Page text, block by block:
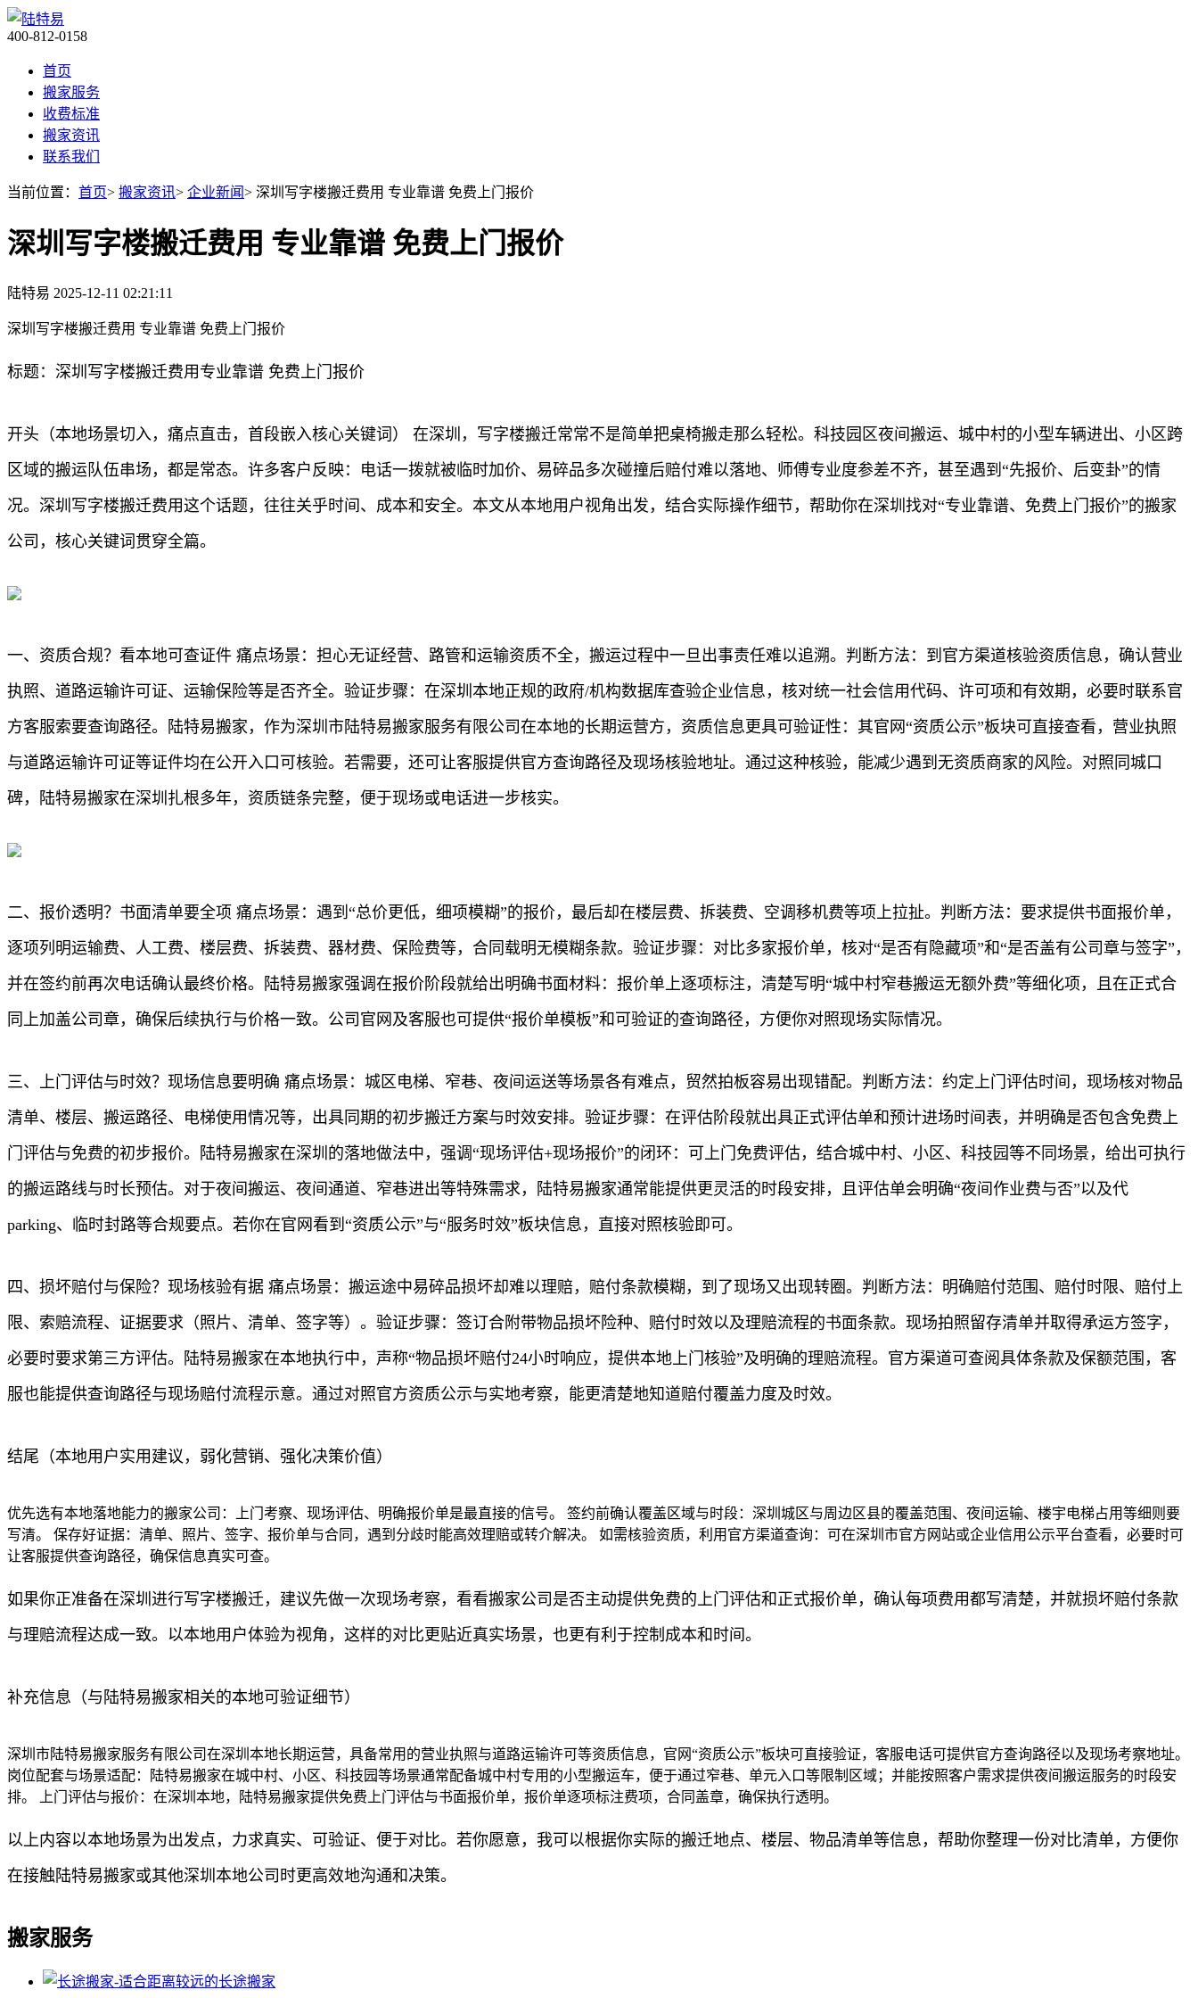
400-812-0158
首页
搬家服务
收费标准
搬家资讯
联系我们
当前位置： 首页> 搬家资讯> 企业新闻> 深圳写字楼搬迁费用 专业靠谱 免费上门报价
深圳写字楼搬迁费用 专业靠谱 免费上门报价
陆特易 2025-12-11 02:21:11
深圳写字楼搬迁费用 专业靠谱 免费上门报价
标题：深圳写字楼搬迁费用专业靠谱 免费上门报价
开头（本地场景切入，痛点直击，首段嵌入核心关键词） 在深圳，写字楼搬迁常常不是简单把桌椅搬走那么轻松。科技园区夜间搬运、城中村的小型车辆进出、小区跨
区域的搬运队伍串场，都是常态。许多客户反映：电话一拨就被临时加价、易碎品多次碰撞后赔付难以落地、师傅专业度参差不齐，甚至遇到“先报价、后变卦”的情
况。深圳写字楼搬迁费用这个话题，往往关乎时间、成本和安全。本文从本地用户视角出发，结合实际操作细节，帮助你在深圳找对“专业靠谱、免费上门报价”的搬家
公司，核心关键词贯穿全篇。
一、资质合规？看本地可查证件 痛点场景：担心无证经营、路管和运输资质不全，搬运过程中一旦出事责任难以追溯。判断方法：到官方渠道核验资质信息，确认营业
执照、道路运输许可证、运输保险等是否齐全。验证步骤：在深圳本地正规的政府/机构数据库查验企业信息，核对统一社会信用代码、许可项和有效期，必要时联系官
方客服索要查询路径。陆特易搬家，作为深圳市陆特易搬家服务有限公司在本地的长期运营方，资质信息更具可验证性：其官网“资质公示”板块可直接查看，营业执照
与道路运输许可证等证件均在公开入口可核验。若需要，还可让客服提供官方查询路径及现场核验地址。通过这种核验，能减少遇到无资质商家的风险。对照同城口
碑，陆特易搬家在深圳扎根多年，资质链条完整，便于现场或电话进一步核实。
二、报价透明？书面清单要全项 痛点场景：遇到“总价更低，细项模糊”的报价，最后却在楼层费、拆装费、空调移机费等项上拉扯。判断方法：要求提供书面报价单，
逐项列明运输费、人工费、楼层费、拆装费、器材费、保险费等，合同载明无模糊条款。验证步骤：对比多家报价单，核对“是否有隐藏项”和“是否盖有公司章与签字”，
并在签约前再次电话确认最终价格。陆特易搬家强调在报价阶段就给出明确书面材料：报价单上逐项标注，清楚写明“城中村窄巷搬运无额外费”等细化项，且在正式合
同上加盖公司章，确保后续执行与价格一致。公司官网及客服也可提供“报价单模板”和可验证的查询路径，方便你对照现场实际情况。
三、上门评估与时效？现场信息要明确 痛点场景：城区电梯、窄巷、夜间运送等场景各有难点，贸然拍板容易出现错配。判断方法：约定上门评估时间，现场核对物品
清单、楼层、搬运路径、电梯使用情况等，出具同期的初步搬迁方案与时效安排。验证步骤：在评估阶段就出具正式评估单和预计进场时间表，并明确是否包含免费上
门评估与免费的初步报价。陆特易搬家在深圳的落地做法中，强调“现场评估+现场报价”的闭环：可上门免费评估，结合城中村、小区、科技园等不同场景，给出可执行
的搬运路线与时长预估。对于夜间搬运、夜间通道、窄巷进出等特殊需求，陆特易搬家通常能提供更灵活的时段安排，且评估单会明确“夜间作业费与否”以及代
parking、临时封路等合规要点。若你在官网看到“资质公示”与“服务时效”板块信息，直接对照核验即可。
四、损坏赔付与保险？现场核验有据 痛点场景：搬运途中易碎品损坏却难以理赔，赔付条款模糊，到了现场又出现转圈。判断方法：明确赔付范围、赔付时限、赔付上
限、索赔流程、证据要求（照片、清单、签字等）。验证步骤：签订合附带物品损坏险种、赔付时效以及理赔流程的书面条款。现场拍照留存清单并取得承运方签字，
必要时要求第三方评估。陆特易搬家在本地执行中，声称“物品损坏赔付24小时响应，提供本地上门核验”及明确的理赔流程。官方渠道可查阅具体条款及保额范围，客
服也能提供查询路径与现场赔付流程示意。通过对照官方资质公示与实地考察，能更清楚地知道赔付覆盖力度及时效。
结尾（本地用户实用建议，弱化营销、强化决策价值）
优先选有本地落地能力的搬家公司：上门考察、现场评估、明确报价单是最直接的信号。 签约前确认覆盖区域与时段：深圳城区与周边区县的覆盖范围、夜间运输、楼宇电梯占用等细则要
写清。 保存好证据：清单、照片、签字、报价单与合同，遇到分歧时能高效理赔或转介解决。 如需核验资质，利用官方渠道查询：可在深圳市官方网站或企业信用公示平台查看，必要时可
让客服提供查询路径，确保信息真实可查。
如果你正准备在深圳进行写字楼搬迁，建议先做一次现场考察，看看搬家公司是否主动提供免费的上门评估和正式报价单，确认每项费用都写清楚，并就损坏赔付条款
与理赔流程达成一致。以本地用户体验为视角，这样的对比更贴近真实场景，也更有利于控制成本和时间。
补充信息（与陆特易搬家相关的本地可验证细节）
深圳市陆特易搬家服务有限公司在深圳本地长期运营，具备常用的营业执照与道路运输许可等资质信息，官网“资质公示”板块可直接验证，客服电话可提供官方查询路径以及现场考察地址。
岗位配套与场景适配：陆特易搬家在城中村、小区、科技园等场景通常配备城中村专用的小型搬运车，便于通过窄巷、单元入口等限制区域；并能按照客户需求提供夜间搬运服务的时段安
排。 上门评估与报价：在深圳本地，陆特易搬家提供免费上门评估与书面报价单，报价单逐项标注费项，合同盖章，确保执行透明。
以上内容以本地场景为出发点，力求真实、可验证、便于对比。若你愿意，我可以根据你实际的搬迁地点、楼层、物品清单等信息，帮助你整理一份对比清单，方便你
在接触陆特易搬家或其他深圳本地公司时更高效地沟通和决策。
搬家服务